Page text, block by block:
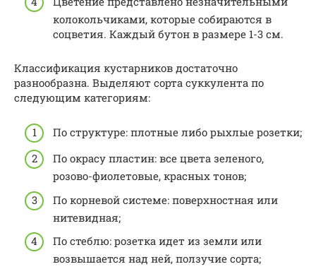
колокольчиками, которые собираются в
соцветия. Каждый бутон в размере 1-3 см.
Классификация кустарников достаточно
разнообразна. Выделяют сорта суккулента по
следующим категориям:
По структуре: плотные либо рыхлые розетки;
По окрасу пластин: все цвета зеленого,
розово-фиолетовые, красных тонов;
По корневой системе: поверхностная или
нитевидная;
По стеблю: розетка идет из земли или
возвышается над ней, ползучие сорта;